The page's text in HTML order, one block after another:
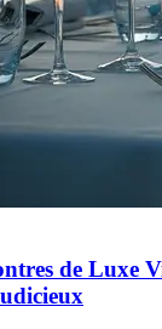
de Luxe